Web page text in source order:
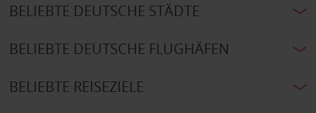
BELIEBTE DEUTSCHE STÄDTE
BELIEBTE DEUTSCHE FLUGHÄFEN
BELIEBTE REISEZIELE